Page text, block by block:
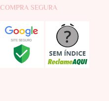
COMPRA SEGURA